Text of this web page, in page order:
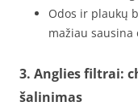
Odos ir plaukų
mažiau sausina
3. Anglies filtrai:
šalinimas